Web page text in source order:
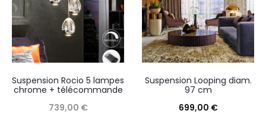
Suspension Rocio 5 lampes
chrome + télécommande
739,00 €
Suspension Looping diam.
97 cm
699,00 €